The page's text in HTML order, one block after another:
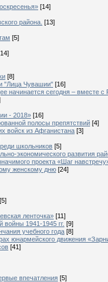
[14]
района. [13]
[5]
[8]
"Лица Чувашии" [16]
начинается сегодня – вместе
- 2018» [16]
полосы препятствий [4]
войск из Афганистана [3]
школьников [5]
экономического развития
проекта «Шаг
женскому дню [24]
[5]
ленточка» [11]
войны 1941-1945 гг. [9]
учебного года [8]
юнармейского движения
[41]
впечатления [5]